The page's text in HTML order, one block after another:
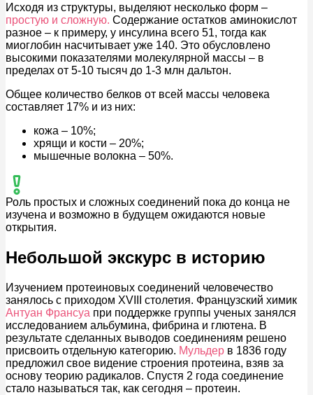
Исходя из структуры, выделяют несколько форм –
простую и сложную. Содержание остатков аминокислот
разное – к примеру, у инсулина всего 51, тогда как
миоглобин насчитывает уже 140. Это обусловлено
высокими показателями молекулярной массы – в
пределах от 5-10 тысяч до 1-3 млн дальтон.
Общее количество белков от всей массы человека
составляет 17% и из них:
кожа – 10%;
хрящи и кости – 20%;
мышечные волокна – 50%.
Роль простых и сложных соединений пока до конца не
изучена и возможно в будущем ожидаются новые
открытия.
Небольшой экскурс в историю
Изучением протеиновых соединений человечество
занялось с приходом XVIII столетия. Французский химик
Антуан Франсуа при поддержке группы ученых занялся
исследованием альбумина, фибрина и глютена. В
результате сделанных выводов соединениям решено
присвоить отдельную категорию. Мульдер в 1836 году
предложил свое видение строения протеина, взяв за
основу теорию радикалов. Спустя 2 года соединение
стало называться так, как сегодня – протеин.